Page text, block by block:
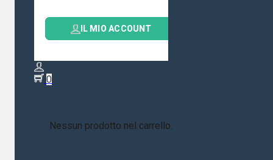
IL MIO ACCOUNT
0
Nessun prodotto nel carrello.